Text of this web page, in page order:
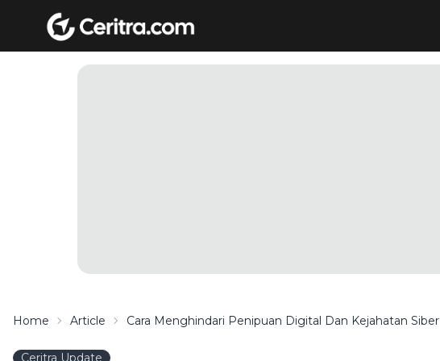
Home Article Cara Menghindari Penipuan Digital Dan Kejahatan Siber
Ceritra Update